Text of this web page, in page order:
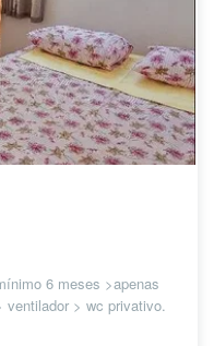
6 meses >apenas
ventilador > wc privativo.